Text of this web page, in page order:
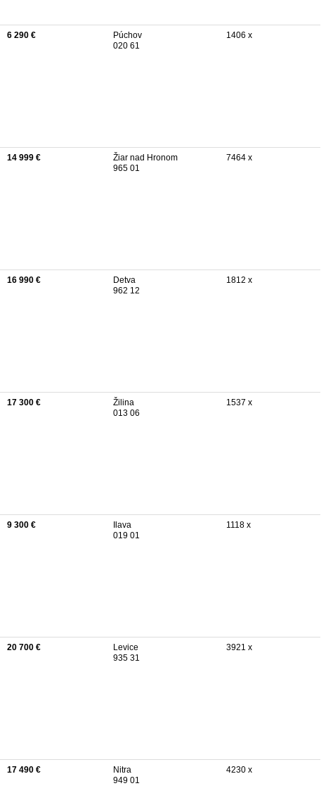
6 290 €
Púchov
020 61
1406 x
14 999 €
Žiar nad Hronom
965 01
7464 x
16 990 €
Detva
962 12
1812 x
17 300 €
Žilina
013 06
1537 x
9 300 €
Ilava
019 01
1118 x
20 700 €
Levice
935 31
3921 x
17 490 €
Nitra
949 01
4230 x